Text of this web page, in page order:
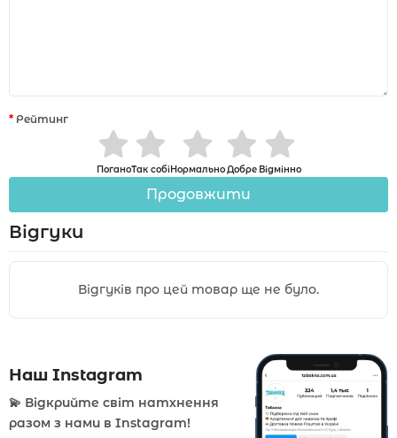
Рейтинг
ПоганоТак собіНормальноДобре Відмінно
Продовжити
Відгуки
Відгуків про цей товар ще не було.
Наш Instagram
💫 Відкрийте світ натхнення
разом з нами в Instagram!